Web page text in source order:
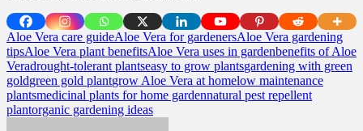
Aloe Vera care guideAloe Vera for gardenersAloe Vera gardening
tipsAloe Vera plant benefitsAloe Vera uses in gardenbenefits of Aloe
Veradrought-tolerant plantseasy to grow plantsgardening with green
goldgreen gold plantgrow Aloe Vera at homelow maintenance
plantsmedicinal plants for home gardennatural pest repellent
plantorganic gardening ideas